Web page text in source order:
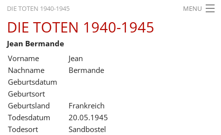
DIE TOTEN 1940-1945 MENU
STARTSEITE
AKTUELLES
AUSSTELLUNGEN
GESCHICHTE
BILDUNG
FORSCHUNG
DIE TOTEN 1940-1945
Jean Bermande
Vorname
Jean
Nachname
Bermande
Geburtsdatum
Geburtsort
Geburtsland
Frankreich
Todesdatum
20.05.1945
Todesort
Sandbostel